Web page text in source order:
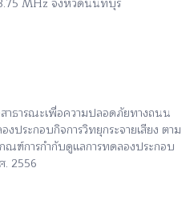
สาธารณะเพื่อความปลอดภัยทางถนน
ประกอบกิจการวิทยุกระจายเสียง ตาม
ณฑ์การกำกับดูแลการทดลองประกอบ
. 2556